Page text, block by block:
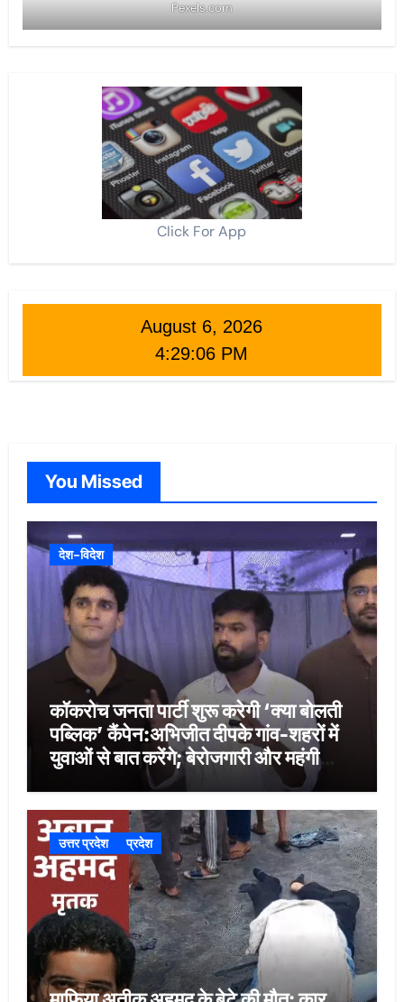
Pexels.com
Click For App
August 6, 2026
4:29:08 PM
You Missed
देश-विदेश
कॉकरोच जनता पार्टी शुरू करेगी ‘क्या बोलती
पब्लिक’ कैंपेन:अभिजीत दीपके गांव-शहरों में
युवाओं से बात करेंगे; बेरोजगारी और महंगी
उत्तर प्रदेश प्रदेश